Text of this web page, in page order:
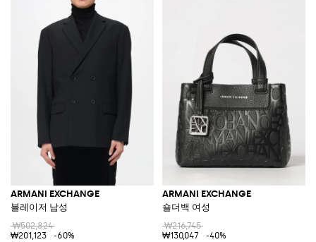
ARMANI EXCHANGE
블레이저 남성
₩502,824
₩201,123
-60%
ARMANI EXCHANGE
숄더백 여성
₩216,745
₩130,047
-40%